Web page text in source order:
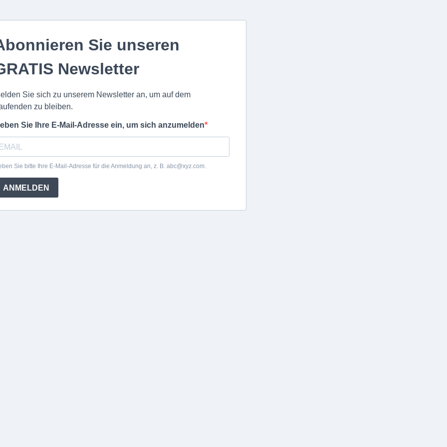
Sie unseren
Newsletter
Sie sich zu unserem Newsletter an, um auf dem
zu bleiben.
Sie Ihre E-Mail-Adresse ein, um sich anzumelden
Sie bitte Ihre E-Mail-Adresse für die Anmeldung an, z. B. abc@xyz.com.
ANMELDEN